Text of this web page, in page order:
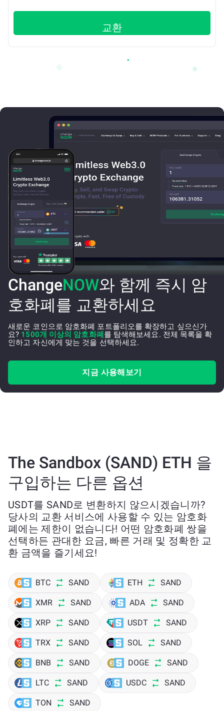
교환
ChangeNOW와 함께 즉시 암
호화폐를 교환하세요
새로운 코인으로 암호화폐 포트폴리오를 확장하고 싶으신가
요? 1500개 이상의 암호화폐 를 탐색해보세요. 전체 목록을 확
인하고 자신에게 맞는 것을 선택하세요.
지금 사용해보기
The Sandbox (SAND) ETH 을
구입하는 다른 옵션
USDT를 SAND로 변환하지 않으시겠습니까?
당사의 교환 서비스에 사용할 수 있는 암호화
폐에는 제한이 없습니다! 어떤 암호화폐 쌍을
선택하든 관대한 요금, 빠른 거래 및 정확한 교
환 금액을 즐기세요!
BTC SAND ETH SAND
XMR SAND ADA SAND
XRP SAND USDT SAND
TRX SAND SOL SAND
BNB SAND DOGE SAND
LTC SAND USDC SAND
TON SAND